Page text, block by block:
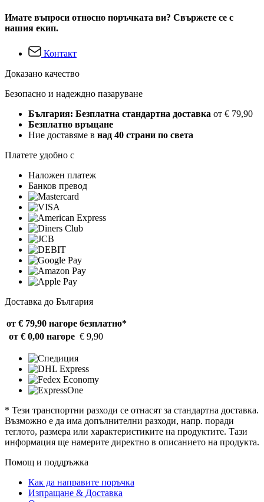
Имате въпроси относно поръчката ви? Свържете се с
нашия екип.
Контакт
Доказано качество
Безопасно и надеждно пазаруване
България: Безплатна стандартна доставка от € 79,90
Безплатно връщане
Ние доставяме в над 40 страни по света
Платете удобно с
Наложен платеж
Банков превод
Доставка до България
от € 79,90 нагоре безплатно*
от € 0,00 нагоре € 9,90
* Тези транспортни разходи се отнасят за стандартна доставка.
Възможно е да има допълнителни разходи, напр. поради
теглото, размера или характеристиките на продуктите. Тази
информация ще намерите директно в описанието на продукта.
Помощ и поддръжка
Как да направите поръчка
Изпращане & Доставка